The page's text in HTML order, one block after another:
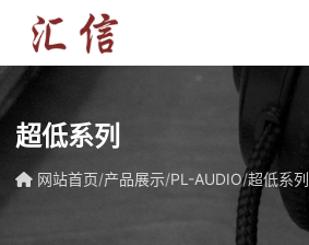
超低系列
网站首页/产品展示/PL-AUDIO/超低系列